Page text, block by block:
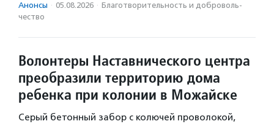
Анонсы · 05.08.2026 · Благотвори­тель­ность и доброволь­
чест­во
Волонтеры Наставнического центра
преобразили территорию дома
ребенка при колонии в Можайске
Серый бетонный забор с колючей проволокой,